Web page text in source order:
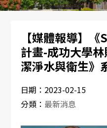
【媒體報導】
計畫-成功大學
潔淨水與衛生》
日期： 2023-02-15
分類： 最新消息